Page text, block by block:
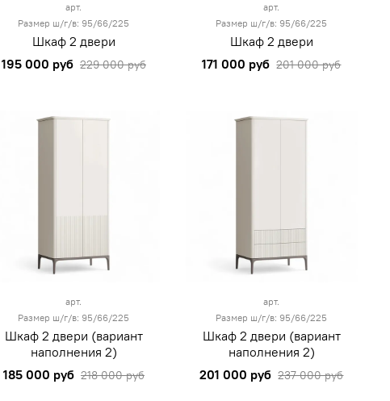
арт.
Размер ш/г/в: 95/66/225
Шкаф 2 двери
195 000 руб 229 000 руб
арт.
Размер ш/г/в: 95/66/225
Шкаф 2 двери
171 000 руб 201 000 руб
арт.
Размер ш/г/в: 95/66/225
Шкаф 2 двери (вариант
наполнения 2)
185 000 руб 218 000 руб
арт.
Размер ш/г/в: 95/66/225
Шкаф 2 двери (вариант
наполнения 2)
201 000 руб 237 000 руб